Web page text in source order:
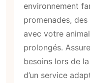
environnement
promenades,
avec votre
prolongés.
besoins lors de
d’un service